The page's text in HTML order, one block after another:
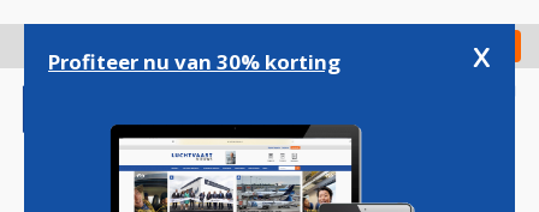
gaan
Check in
Profiteer nu van 30% korting x